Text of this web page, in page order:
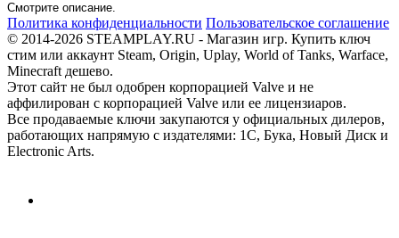
Смотрите описание.
Политика конфиденциальности Пользовательское соглашение
© 2014-2026 STEAMPLAY.RU - Магазин игр. Купить ключ
стим или аккаунт Steam, Origin, Uplay, World of Tanks, Warface,
Minecraft дешево.
Этот сайт не был одобрен корпорацией Valve и не
аффилирован с корпорацией Valve или ее лицензиаров.
Все продаваемые ключи закупаются у официальных дилеров,
работающих напрямую с издателями: 1С, Бука, Новый Диск и
Electronic Arts.